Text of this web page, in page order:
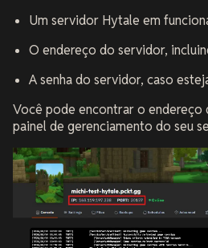
Um servidor Hytale em
O endereço do servidor,
A senha do servidor, caso
Você pode encontrar o
painel de gerenciamento do seu